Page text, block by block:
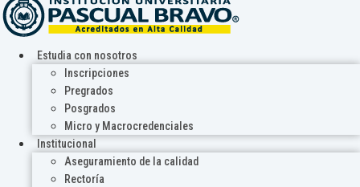
Estudia con nosotros
Inscripciones
Pregrados
Posgrados
Micro y Macrocredenciales
Institucional
Aseguramiento de la calidad
Rectoría